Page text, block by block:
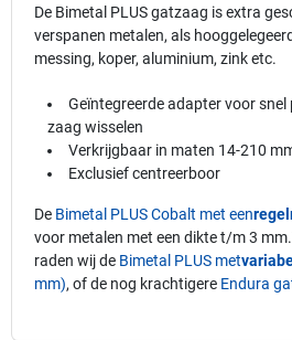
De Bimetal PLUS gatzaag is extra
verspanen metalen, als
messing, koper, aluminium, zink etc.
Geïntegreerde adapter voor snel
zaag wisselen
Verkrijgbaar in maten 14-210
Exclusief centreerboor
De Bimetal PLUS Cobalt met een
voor metalen met een dikte t/m 3
raden wij de Bimetal PLUS met
mm), of de nog krachtigere Endura